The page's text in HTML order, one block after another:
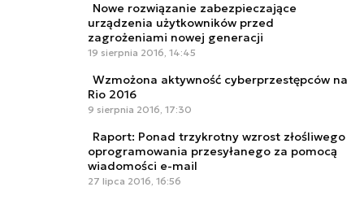
Nowe rozwiązanie zabezpieczające
urządzenia użytkowników przed
zagrożeniami nowej generacji
19 sierpnia 2016, 14:45
Wzmożona aktywność cyberprzestępców na
Rio 2016
9 sierpnia 2016, 17:30
Raport: Ponad trzykrotny wzrost złośliwego
oprogramowania przesyłanego za pomocą
wiadomości e-mail
27 lipca 2016, 16:56